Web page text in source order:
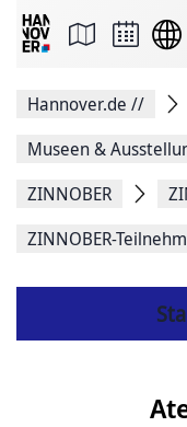
Seite
Facebook
teilen
Seitenlink
Seite
Hannover.de //
Museen &
ZINNOBER
ZINNOBER-